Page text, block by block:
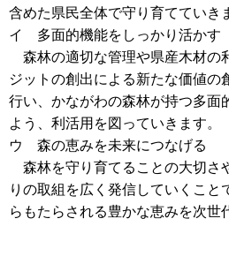
含めた県民全体で守り育てていき
イ 多面的機能をしっかり活かす
森林の適切な管理や県産木材の
ジットの創出による新たな価値の
行い、かながわの森林が持つ多面
よう、利活用を図っていきます。
ウ 森の恵みを未来につなげる
森林を守り育てることの大切さ
りの取組を広く発信していくこと
らもたらされる豊かな恵みを次世